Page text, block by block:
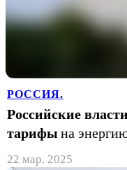
РОССИЯ.
Российские
тарифы на
22 мар. 2025